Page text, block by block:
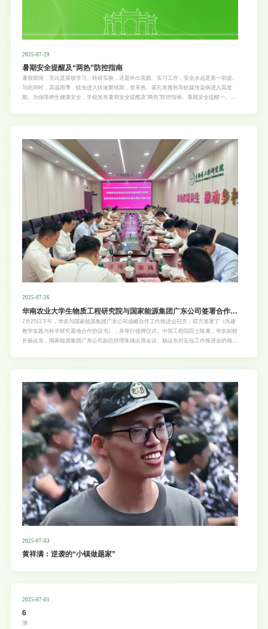
2025-07-29
暑期安全提醒及“两热”防控指南
暑假期间，无论是留校学习、科研实验，还是外出实践、实习工作，安全永远是第一前提。
与此同时，高温雨季，蚊虫进入快速繁殖期，登革热、基孔肯雅热等蚊媒传染病进入高发
期。为保障师生健康安全，学校发布暑期安全提醒及“两热”防控指南。暑期安全提醒一、留
将电动车电池带入宿舍，禁止在宿舍使用电磁炉、电饭煲等大功率电器，不私拉电线，不存
间开展科研实验的同学，请务必严格遵
2025-07-26
华南农业大学生物质工程研究院与国家能源集团广东公司签署合作协
议
7月25日下午，华农与国家能源集团广东公司战略合作工作推进会召开，双方签署了《共建
教学实践与科学研究基地合作协议书》，并举行授牌仪式。中国工程院院士陈勇，华农副校
长杨运东，国家能源集团广东公司副总经理朱雄出席会议。杨运东对莅临工作推进会的领导
共同开创能源低碳转型、校企高质量发展的
2025-07-03
黄祥满：逆袭的“小镇做题家”
2025-07-01
6
测